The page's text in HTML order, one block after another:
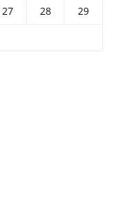
27 28
29